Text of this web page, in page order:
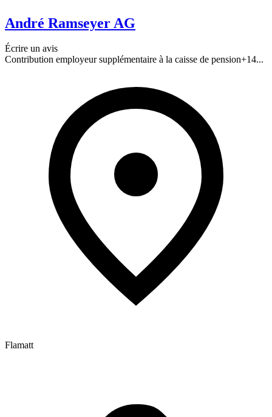
André Ramseyer AG
Écrire un avis
Contribution employeur supplémentaire à la caisse de pension+14...
Flamatt